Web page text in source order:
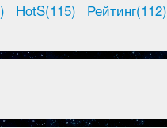
HotS(115) Рейтинг(112)